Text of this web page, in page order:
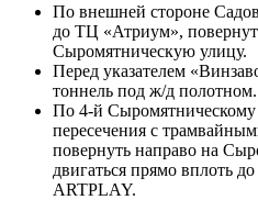
По внешней стороне
до ТЦ «Атриум»,
Сыромятническую улицу.
Перед указателем
тоннель под ж/д полотном.
По 4-й Сыромятническому
пересечения с
повернуть направо на
двигаться прямо вплоть
ARTPLAY.